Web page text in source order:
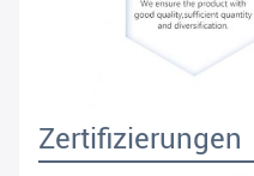
Zertifizierungen